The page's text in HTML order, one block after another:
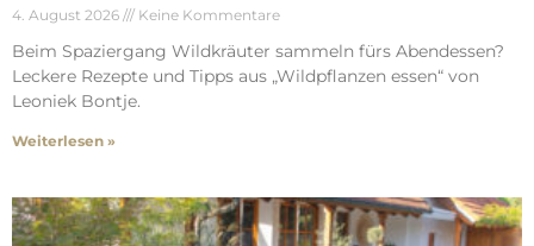
4. August 2026 Keine Kommentare
Beim Spaziergang Wildkräuter sammeln fürs Abendessen?
Leckere Rezepte und Tipps aus „Wildpflanzen essen“ von
Leoniek Bontje.
Weiterlesen »